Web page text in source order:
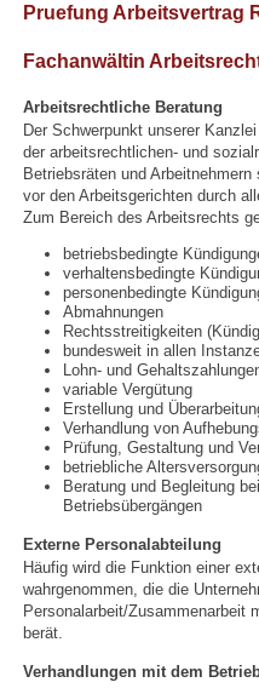
Pruefung Arbeitsvertrag
Fachanwältin
Arbeitsrechtliche Beratung
Der Schwerpunkt unserer
der arbeitsrechtlichen- und
Betriebsräten und
vor den Arbeitsgerichten durch
Zum Bereich des Arbeitsrechts
betriebsbedingte
verhaltensbedingte
personenbedingte
Abmahnungen
Rechtsstreitigkeiten
bundesweit in allen
Lohn- und
variable Vergütung
Erstellung und
Verhandlung von
Prüfung, Gestaltung und
betriebliche
Beratung und Begleitung
Betriebsübergängen
Externe Personalabteilung
Häufig wird die Funktion einer
wahrgenommen, die die
Personalarbeit/Zusammenarbeit
berät.
Verhandlungen mit dem